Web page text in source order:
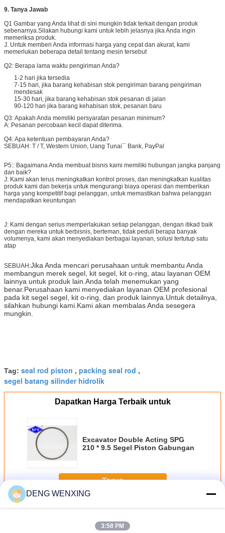
9. Tanya Jawab
Q1 Gambar yang Anda lihat di sini mungkin tidak terkait dengan produk
sebenarnya.Silakan hubungi kami untuk lebih jelasnya jika Anda ingin
memeriksa produk.
J. Untuk memberi Anda informasi harga yang cepat dan akurat, kami
memerlukan beberapa detail tentang mesin tersebut
Q2: Berapa lama waktu pengiriman Anda?
1-2 hari jika tersedia
7-15 hari, jika barang kehabisan stok pengiriman barang pengiriman
mendesak
15-30 hari, jika barang kehabisan stok pesanan di jalan
90-120 hari jika barang kehabisan stok, pesanan baru
Q3: Apakah Anda memiliki persyaratan pesanan minimum?
A: Pesanan percobaan kecil dapat diterima.
Q4: Apa ketentuan pembayaran Anda?
SEBUAH: T / T, Western Union, Uang Tunai`` Bank, PayPal
P5:: Bagaimana Anda membuat bisnis kami memiliki hubungan jangka panjang
dan baik?
J: Kami akan terus meningkatkan kontrol proses, dan meningkatkan kualitas
produk kami dan bekerja untuk mengurangi biaya operasi dan memberikan
harga yang kompetitif bagi pelanggan, untuk memastikan bahwa pelanggan
mendapatkan keuntungan
J: Kami dengan serius memperlakukan setiap pelanggan, dengan itikad baik
dengan mereka untuk berbisnis, berteman, tidak peduli berapa banyak
volumenya, kami akan menyediakan berbagai layanan, solusi tertutup satu
atap
SEBUAH:Jika Anda mencari perusahaan untuk membantu Anda
membangun merek segel, kit segel, kit o-ring, atau layanan OEM
lainnya untuk produk lain.Anda telah menemukan yang
benar.Perusahaan kami menyediakan layanan OEM profesional
pada kit segel segel, kit o-ring, dan produk lainnya.Untuk detailnya,
silahkan hubungi kami.Kami akan membalas Anda sesegera
mungkin.
Tag: seal rod piston , packing seal rod ,
segel batang silinder hidrolik
Dapatkan Harga Terbaik untuk
Excavator Double Acting SPG
210 * 9.5 Segel Piston Gabungan
Terus
LebihSegel Batang Hidraulik
DENG WENXING
3:58 PM